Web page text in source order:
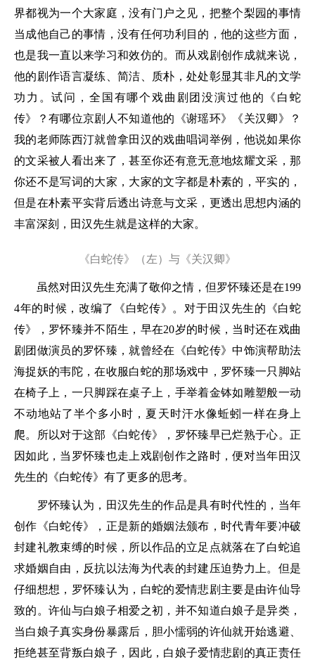
界都视为一个大家庭，没有门户之见，把整个梨园的事情
当成他自己的事情，没有任何功利目的，他的这些方面，
也是我一直以来学习和效仿的。而从戏剧创作成就来说，
他的剧作语言凝练、简洁、质朴，处处彰显其非凡的文学
功力。试问，全国有哪个戏曲剧团没演过他的《白蛇
传》？有哪位京剧人不知道他的《谢瑶环》《关汉卿》？
我的老师陈西汀就曾拿田汉的戏曲唱词举例，他说如果你
的文采被人看出来了，甚至你还有意无意地炫耀文采，那
你还不是写词的大家，大家的文字都是朴素的，平实的，
但是在朴素平实背后透出诗意与文采，更透出思想内涵的
丰富深刻，田汉先生就是这样的大家。
《白蛇传》（左）与《关汉卿》
虽然对田汉先生充满了敬仰之情，但罗怀臻还是在199
4年的时候，改编了《白蛇传》。对于田汉先生的《白蛇
传》，罗怀臻并不陌生，早在20岁的时候，当时还在戏曲
剧团做演员的罗怀臻，就曾经在《白蛇传》中饰演帮助法
海捉妖的韦陀，在收服白蛇的那场戏中，罗怀臻一只脚站
在椅子上，一只脚踩在桌子上，手举着金钵如雕塑般一动
不动地站了半个多小时，夏天时汗水像蚯蚓一样在身上
爬。所以对于这部《白蛇传》，罗怀臻早已烂熟于心。正
因如此，当罗怀臻也走上戏剧创作之路时，便对当年田汉
先生的《白蛇传》有了更多的思考。
罗怀臻认为，田汉先生的作品是具有时代性的，当年
创作《白蛇传》，正是新的婚姻法颁布，时代青年要冲破
封建礼教束缚的时候，所以作品的立足点就落在了白蛇追
求婚姻自由，反抗以法海为代表的封建压迫势力上。但是
仔细想想，罗怀臻认为，白蛇的爱情悲剧主要是由许仙导
致的。许仙与白娘子相爱之初，并不知道白娘子是异类，
当白娘子真实身份暴露后，胆小懦弱的许仙就开始逃避、
拒绝甚至背叛白娘子，因此，白娘子爱情悲剧的真正责任